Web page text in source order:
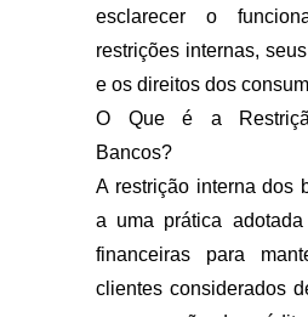
esclarecer o
restrições internas,
e os direitos dos
O Que é a
Bancos?
A restrição interna dos
a uma prática
financeiras para
clientes considerados